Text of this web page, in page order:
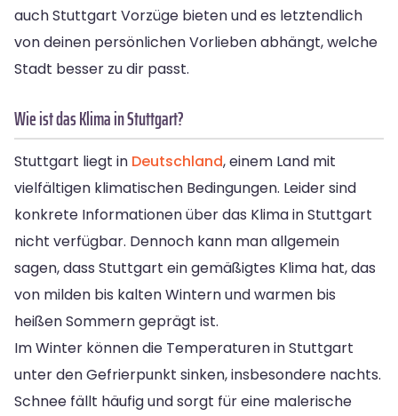
auch Stuttgart Vorzüge bieten und es letztendlich
von deinen persönlichen Vorlieben abhängt, welche
Stadt besser zu dir passt.
Wie ist das Klima in Stuttgart?
Stuttgart liegt in Deutschland, einem Land mit
vielfältigen klimatischen Bedingungen. Leider sind
konkrete Informationen über das Klima in Stuttgart
nicht verfügbar. Dennoch kann man allgemein
sagen, dass Stuttgart ein gemäßigtes Klima hat, das
von milden bis kalten Wintern und warmen bis
heißen Sommern geprägt ist.
Im Winter können die Temperaturen in Stuttgart
unter den Gefrierpunkt sinken, insbesondere nachts.
Schnee fällt häufig und sorgt für eine malerische